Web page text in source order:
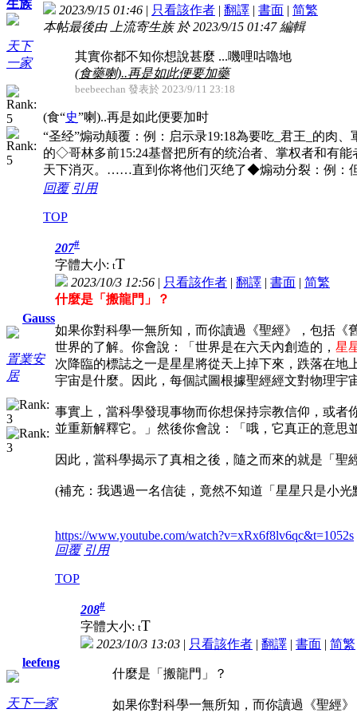
生族
天下
一家
2023/9/15 01:46 | 只看該作者 | 翻譯 | 書面 | 简繁
本帖最後由 上流寄生族 於 2023/9/15 01:47 編輯
其實你都不知你想說甚麼 ...嘰哩咕嚕地
(食藥喇)..再是如此便要加藥
beebeechan 發表於 2023/9/11 23:18
(食“史”喇)..再是如此便要加时
“圣经”煽动颠覆：例：启示录19:18為要吃_君王_的肉
的◇哥林多前15:24基督把所有的统治者、掌权者和有
天下消灭。……直到你将他们灭绝了◆煽动分裂：例：
回覆 引用
TOP
Gauss
置業安
居
207#
字體大小: tT
2023/10/3 12:56 | 只看該作者 | 翻譯 | 書面 | 简繁
什麼是「搬龍門」？
如果你對科學一無所知，而你讀過《聖經》，包括
世界的了解。你會說：「世界是在六天內創造的， 星
次降臨的標誌之一是星星將從天上掉下來，跌落在
宇宙是什麼。因此，每個試圖根據聖經經文對物理宇
事實上，當科學發現事物而你想保持宗教信仰，或
並重新解釋它。」然後你會說：「哦，它真正的意思
因此，當科學揭示了真相之後，隨之而來的就是「
(補充：我遇過一名信徒，竟然不知道「星星只是小
https://www.youtube.com/watch?v=xRx6f8lv6qc&t=1052s
回覆 引用
TOP
leefeng
天下一家
208#
字體大小: tT
2023/10/3 13:03 | 只看該作者 | 翻譯 | 書面 | 简繁
什麼是「搬龍門」？
如果你對科學一無所知，而你讀過《聖經